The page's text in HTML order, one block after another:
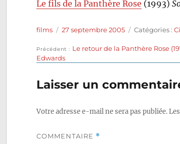
Le fils de la Panthère Rose (1993)
Auteur
films
Publié
27 septembre 2005 Catégories
Catégories :
Navigation
Précédent
Publication
Le retour de la Panthère Rose
Edwards
Laisser un
Votre adresse e-mail ne sera pas publiée.
COMMENTAIRE *